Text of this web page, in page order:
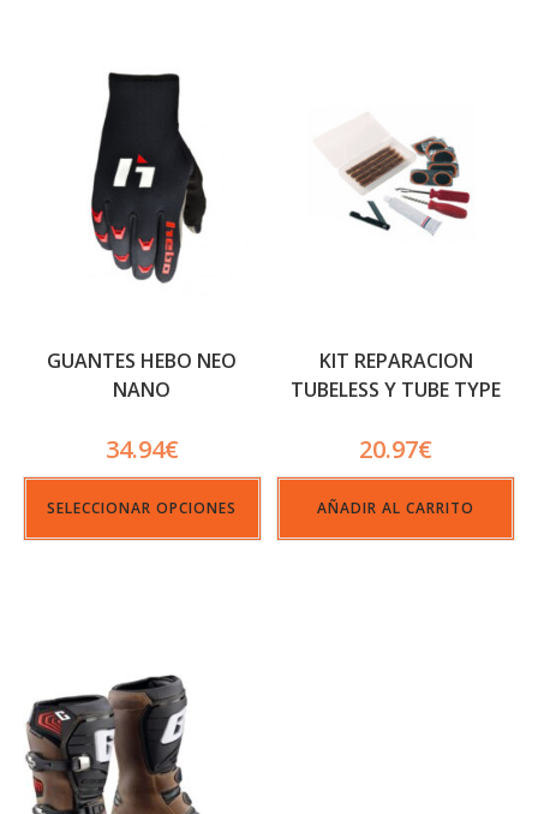
GUANTES HEBO NEO
NANO
34.94€
SELECCIONAR OPCIONES
KIT REPARACION
TUBELESS Y TUBE TYPE
20.97€
AÑADIR AL CARRITO